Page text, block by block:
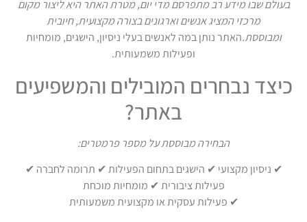
בעולם שבו מידע רב מתפרסם מדי יום, מטרת האתר היא ליצור מקום
מרכזי המציג אנשים וארגונים בצורה מקצועית, חיובית
ומבוססת.האתר נותן במה לאנשים בעלי ניסיון, הישגים, מומחיות
ופעילות משמעותית.
כיצד נבחרים המובילים והמשפיעים
באתר?
הבחירה מבוססת על מספר פרמטרים:
✔ ניסיון מקצועי ✔ הישגים בתחום הפעילות ✔ תרומה לחברה ✔
פעילות ציבורית ✔ מומחיות מוכחת
✔ פעילות עסקית או מקצועית משמעותית